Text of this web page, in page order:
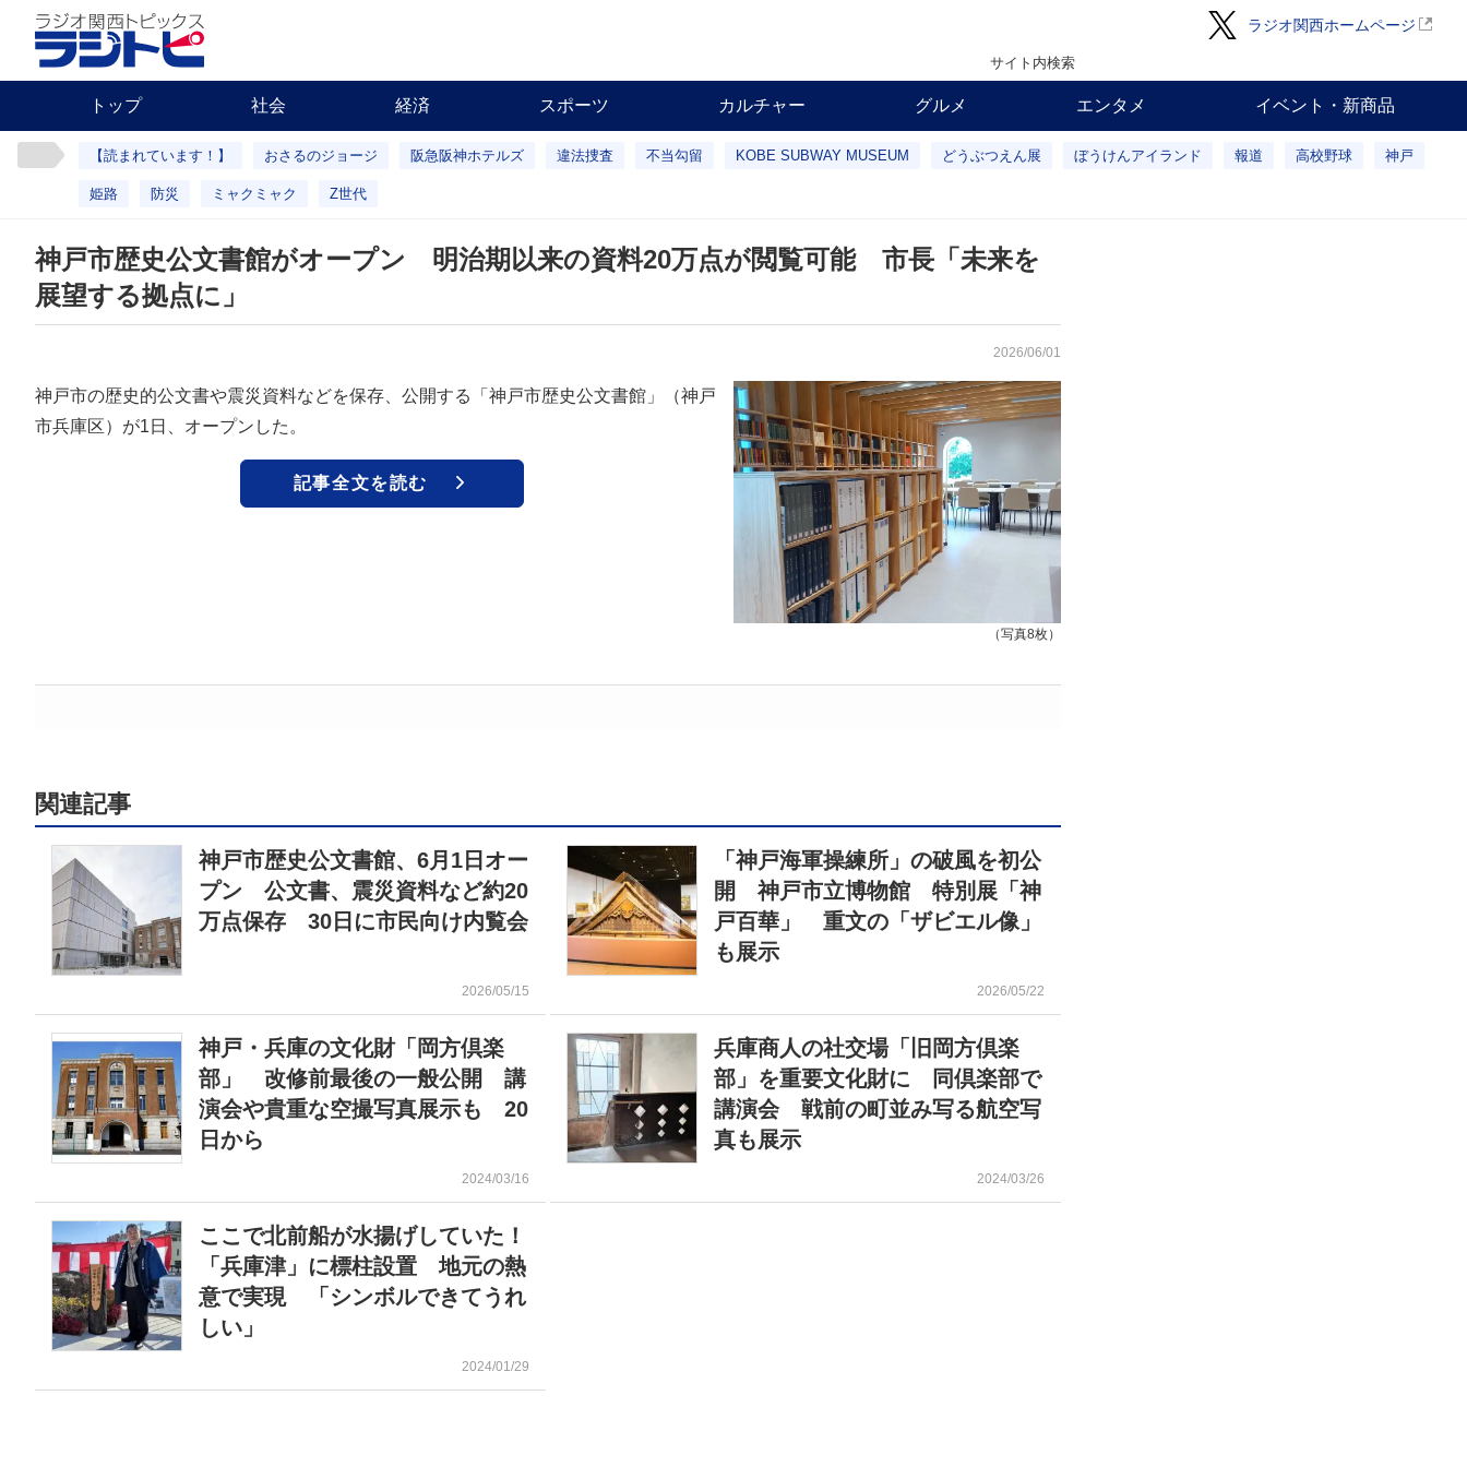
ラジオ関西ホームページ
サイト内検索
トップ 社会 経済 スポーツ カルチャー グルメ エンタメ イベント・新商品
【読まれています！】 おさるのジョージ 阪急阪神ホテルズ 違法捜査 不当勾留 KOBE SUBWAY MUSEUM どうぶつえん展 ぼうけんアイランド 報道 高校野球 神戸
姫路 防災 ミャクミャク Z世代
神戸市歴史公文書館がオープン 明治期以来の資料20万点が閲覧可能 市長「未来を
展望する拠点に」
2026/06/01
（写真8枚）
神戸市の歴史的公文書や震災資料などを保存、公開する「神戸市歴史公文書館」（神戸
市兵庫区）が1日、オープンした。
記事全文を読む
関連記事
神戸市歴史公文書館、6月1日オー
プン 公文書、震災資料など約20
万点保存 30日に市民向け内覧会
2026/05/15
「神戸海軍操練所」の破風を初公
開 神戸市立博物館 特別展「神
戸百華」 重文の「ザビエル像」
も展示
2026/05/22
神戸・兵庫の文化財「岡方倶楽
部」 改修前最後の一般公開 講
演会や貴重な空撮写真展示も 20
日から
2024/03/16
兵庫商人の社交場「旧岡方倶楽
部」を重要文化財に 同倶楽部で
講演会 戦前の町並み写る航空写
真も展示
2024/03/26
ここで北前船が水揚げしていた！
「兵庫津」に標柱設置 地元の熱
意で実現 「シンボルできてうれ
しい」
2024/01/29